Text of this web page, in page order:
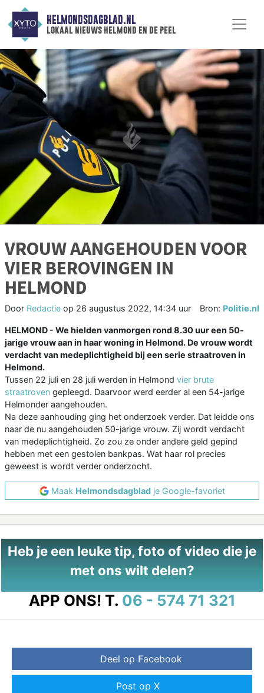
HELMONDSDAGBLAD.NL
lokaal nieuws helmond en de peel
VROUW AANGEHOUDEN VOOR
VIER BEROVINGEN IN
HELMOND
Door Redactie op 26 augustus 2022, 14:34 uur Bron: Politie.nl
HELMOND - We hielden vanmorgen rond 8.30 uur een 50-
jarige vrouw aan in haar woning in Helmond. De vrouw wordt
verdacht van medeplichtigheid bij een serie straatroven in
Helmond.
Tussen 22 juli en 28 juli werden in Helmond vier brute
straatroven gepleegd. Daarvoor werd eerder al een 54-jarige
Helmonder aangehouden.
Na deze aanhouding ging het onderzoek verder. Dat leidde ons
naar de nu aangehouden 50-jarige vrouw. Zij wordt verdacht
van medeplichtigheid. Zo zou ze onder andere geld gepind
hebben met een gestolen bankpas. Wat haar rol precies
geweest is wordt verder onderzocht.
Maak Helmondsdagbladje Google-favoriet
Heb je een leuke tip, foto of video die je
met ons wilt delen?
APP ONS! T. 06 - 574 71 321
Deel op Facebook
Post op X